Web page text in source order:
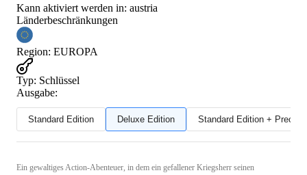
Kann aktiviert werden in: austria
Länderbeschränkungen
Region: EUROPA
Typ: Schlüssel
Ausgabe:
Standard Edition Deluxe Edition Standard Edition +
Ein gewaltiges Action-Abenteuer, in dem ein gefallener Kriegsherr seinen